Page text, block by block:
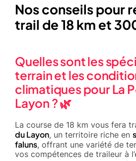
Nos conseils pour
trail de 18 km et
Quelles sont les
terrain et les
climatiques pour La
Layon ? 🌿
La course de 18 km vous fera
du Layon, un territoire riche en
faluns, offrant une variété de
vos compétences de traileur à